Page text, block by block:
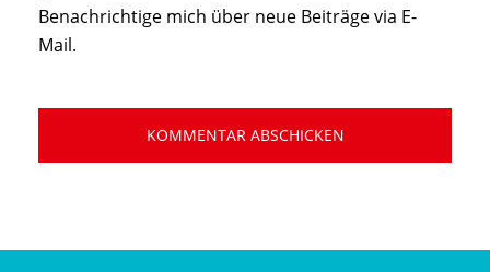
Benachrichtige mich über neue Beiträge via E-
Mail.